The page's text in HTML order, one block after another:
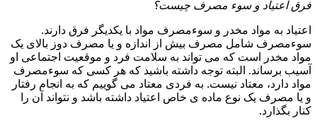
فرق اعتیاد و سوء مصرف چیست؟
اعتیاد به مواد مخدر و سوءمصرف مواد با یکدیگر فرق دارند.
سوءمصرف شامل مصرف بیش از اندازه و یا مصرف دوز بالای یک
مواد مخدر است که می تواند به سلامت فرد و موقعیت اجتماعی او
آسیب برساند. البته توجه داشته باشید که هر کسی که سوءمصرف
مواد دارد، معتاد نیست. به فردی معتاد می گوییم که به انجام رفتار
و یا مصرف یک نوع ماده ی خاص اعتیاد داشته باشد و نتواند آن را
کنار بگذارد.